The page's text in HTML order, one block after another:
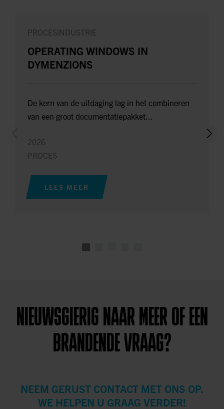
PROCESINDUSTRIE
OPERATING WINDOWS IN
DYMENZIONS
De kern van de uitdaging lag in het combineren
van een groot documentatiepakket...
2026
PROCES
LEES MEER
NIEUWSGIERIG NAAR MEER OF EEN
BRANDENDE VRAAG?
NEEM GERUST CONTACT MET ONS OP.
WE HELPEN U GRAAG VERDER!